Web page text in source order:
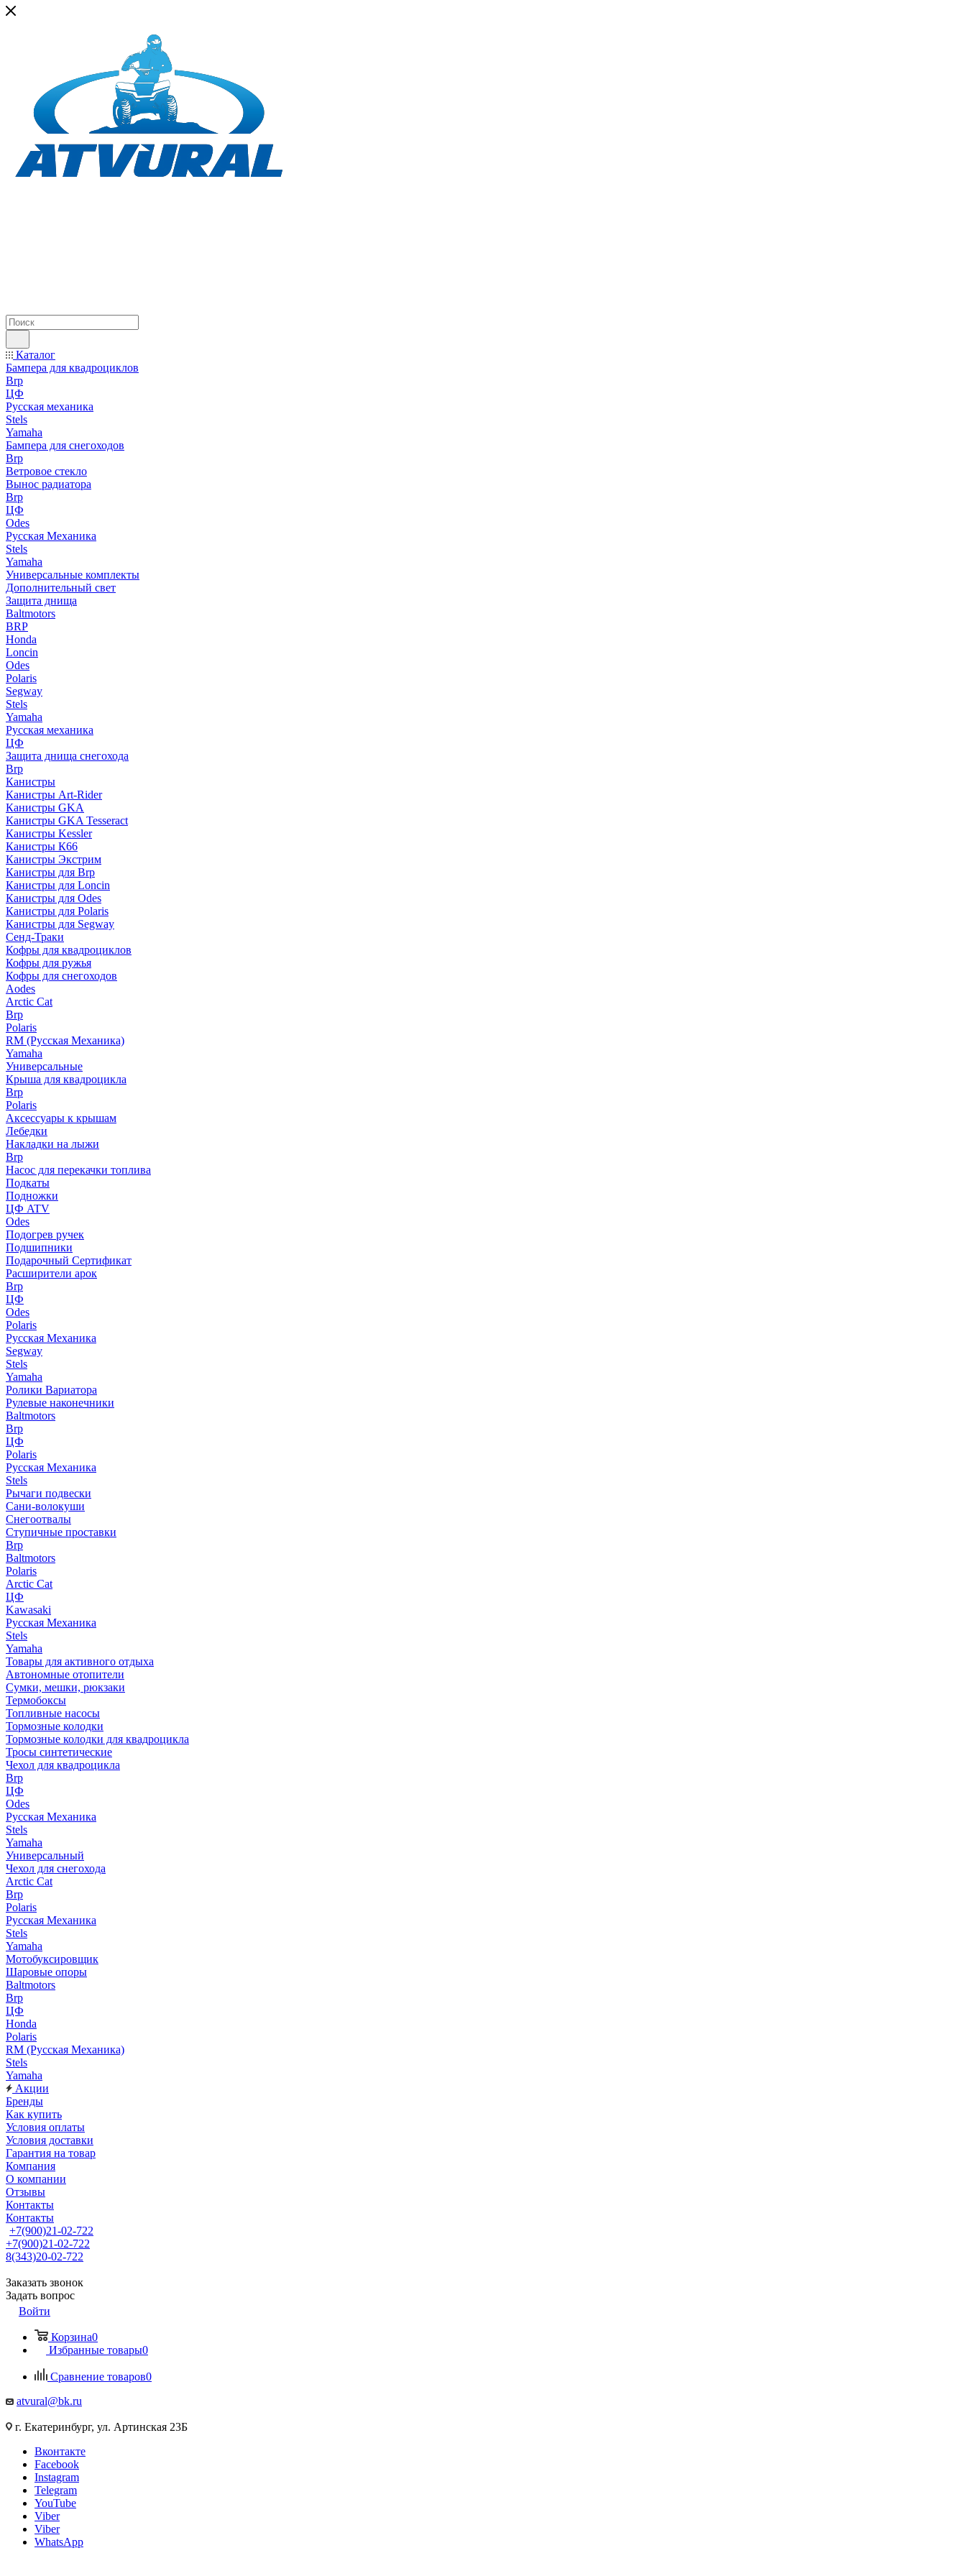
Каталог
Бампера для квадроциклов
Brp
ЦФ
Русская механика
Stels
Yamaha
Бампера для снегоходов
Brp
Ветровое стекло
Вынос радиатора
Brp
ЦФ
Odes
Русская Механика
Stels
Yamaha
Универсальные комплекты
Дополнительный свет
Защита днища
Baltmotors
BRP
Honda
Loncin
Odes
Polaris
Segway
Stels
Yamaha
Русская механика
ЦФ
Защита днища снегохода
Brp
Канистры
Канистры Art-Rider
Канистры GKA
Канистры GKA Tesseract
Канистры Kessler
Канистры К66
Канистры Экстрим
Канистры для Brp
Канистры для Loncin
Канистры для Odes
Канистры для Polaris
Канистры для Segway
Сенд-Траки
Кофры для квадроциклов
Кофры для ружья
Кофры для снегоходов
Aodes
Arctic Cat
Brp
Polaris
RM (Русская Механика)
Yamaha
Универсальные
Крыша для квадроцикла
Brp
Polaris
Аксессуары к крышам
Лебедки
Накладки на лыжи
Brp
Насос для перекачки топлива
Подкаты
Подножки
ЦФ ATV
Odes
Подогрев ручек
Подшипники
Подарочный Сертификат
Расширители арок
Brp
ЦФ
Odes
Polaris
Русская Механика
Segway
Stels
Yamaha
Ролики Вариатора
Рулевые наконечники
Baltmotors
Brp
ЦФ
Polaris
Русская Механика
Stels
Рычаги подвески
Сани-волокуши
Снегоотвалы
Ступичные проставки
Brp
Baltmotors
Polaris
Arctic Cat
ЦФ
Kawasaki
Русская Механика
Stels
Yamaha
Товары для активного отдыха
Автономные отопители
Сумки, мешки, рюкзаки
Термобоксы
Топливные насосы
Тормозные колодки
Тормозные колодки для квадроцикла
Тросы синтетические
Чехол для квадроцикла
Brp
ЦФ
Odes
Русская Механика
Stels
Yamaha
Универсальный
Чехол для снегохода
Arctic Cat
Brp
Polaris
Русская Механика
Stels
Yamaha
Мотобуксировщик
Шаровые опоры
Baltmotors
Brp
ЦФ
Honda
Polaris
RM (Русская Механика)
Stels
Yamaha
Акции
Бренды
Как купить
Условия оплаты
Условия доставки
Гарантия на товар
Компания
О компании
Отзывы
Контакты
Контакты
+7(900)21-02-722
+7(900)21-02-722
8(343)20-02-722
Заказать звонок
Задать вопрос
Войти
Корзина0
Избранные товары0
Сравнение товаров0
atvural@bk.ru
г. Екатеринбург, ул. Артинская 23Б
Вконтакте
Facebook
Instagram
Telegram
YouTube
Viber
Viber
WhatsApp